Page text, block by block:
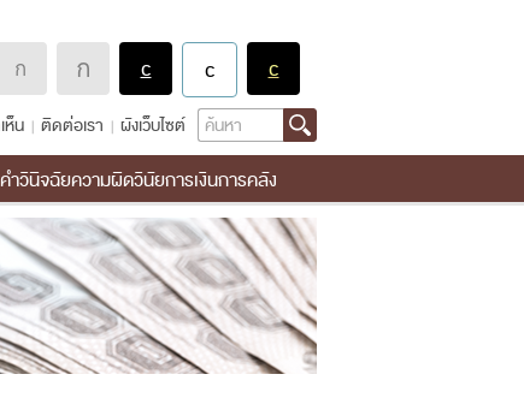
Search
ห็น ติดต่อเรา ผังเว็บไซต์
คำวินิจฉัยความผิดวินัยการเงินการคลัง